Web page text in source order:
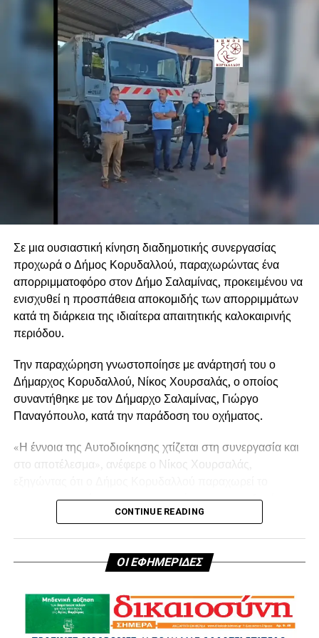
.
.
Σε μια ουσιαστική κίνηση διαδημοτικής συνεργασίας
προχωρά ο Δήμος Κορυδαλλού, παραχωρώντας ένα
απορριμματοφόρο στον Δήμο Σαλαμίνας, προκειμένου να
ενισχυθεί η προσπάθεια αποκομιδής των απορριμμάτων
κατά τη διάρκεια της ιδιαίτερα απαιτητικής καλοκαιρινής
περιόδου.
Την παραχώρηση γνωστοποίησε με ανάρτησή του ο
Δήμαρχος Κορυδαλλού, Νίκος Χουρσαλάς, ο οποίος
συναντήθηκε με τον Δήμαρχο Σαλαμίνας, Γιώργο
Παναγόπουλο, κατά την παράδοση του οχήματος.
«Η έννοια της Αυτοδιοίκησης χτίζεται στη συνεργασία και
στο αποτέλεσμα», ανέφερε ο Νίκος Χουρσαλάς,
απορριμματοφόρο για την αντιμετώπιση των αυξημένων
αναγκών της Σαλαμίνας.
ευχαρίστησε θερμά τον Δήμαρχο Κορυδαλλού για τη
εξαιτίας του μεγάλου αριθμού επισκεπτών κατά την
καλοκαιρινή περίοδο.
CONTINUE READING
ΟΙ ΕΦΗΜΕΡΙΔΕΣ